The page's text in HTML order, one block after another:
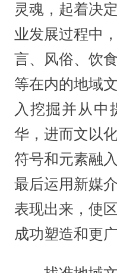
灵魂，起着决
业发展过程中
言、风俗、饮
等在内的地域
入挖掘并从中
华，进而文以
符号和元素融
最后运用新媒
表现出来，使
成功塑造和更广